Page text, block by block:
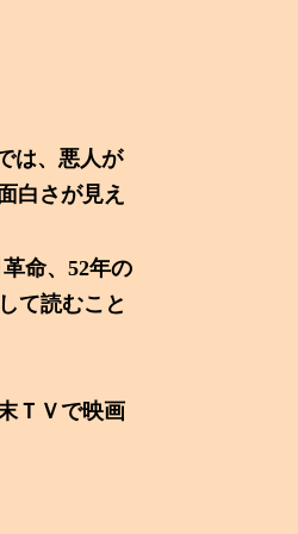
は、悪人が
白さが見え
革命、52年の
て読むこと
ＴＶで映画